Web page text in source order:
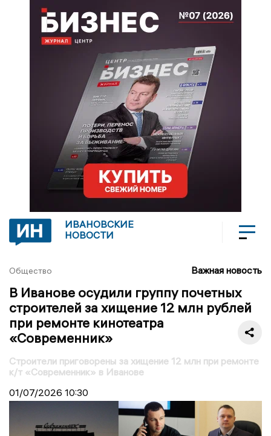
ИВАНОВСКИЕ
НОВОСТИ
Общество Важная новость
В Иванове осудили группу почетных
строителей за хищение 12 млн рублей
при ремонте кинотеатра
«Современник»
Строители приговорены за хищение 12 млн при ремонте
к/т «Современник» в Иванове
01/07/2026 10:30